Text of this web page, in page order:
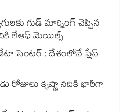
గుడ్ మార్నింగ్ చెప్పిన
లేఆఫ్ మెయిల్స్
సెంటర్ : దేశంలోనే ప్లేస్
రోజులు కృష్ణా నదికి భారీగా